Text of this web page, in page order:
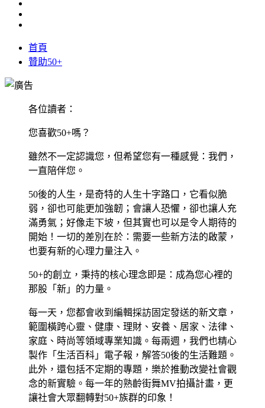
首頁
贊助50+
各位讀者：
您喜歡50+嗎？
雖然不一定認識您，但希望您有一種感覺：我們，
一直陪伴您。
50後的人生，是奇特的人生十字路口，它看似脆
弱，卻也可能更加強韌；會讓人恐懼，卻也讓人充
滿勇氣；好像走下坡，但其實也可以是令人期待的
開始！一切的差別在於：需要一些新方法的啟蒙，
也要有新的心理力量注入。
50+的創立，秉持的核心理念即是：成為您心裡的
那股「新」的力量。
每一天，您都會收到編輯採訪固定發送的新文章，
範圍橫跨心靈、健康、理財、安養、居家、法律、
家庭、時尚等領域專業知識。每兩週，我們也精心
製作「生活百科」電子報，解答50後的生活難題。
此外，還包括不定期的專題，樂於推動改變社會觀
念的新實驗。每一年的熟齡街舞MV拍攝計畫，更
讓社會大眾翻轉對50+族群的印象！